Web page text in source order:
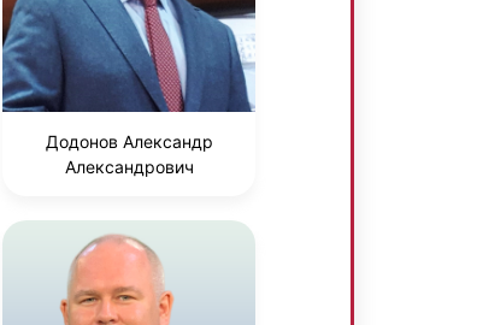
Додонов Александр
Александрович